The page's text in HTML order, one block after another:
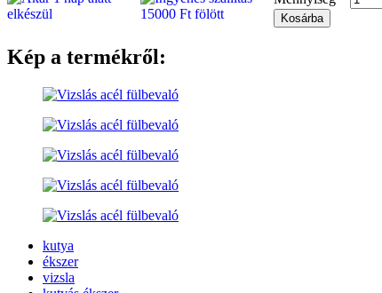
Kép a termékről:
kutya
ékszer
vizsla